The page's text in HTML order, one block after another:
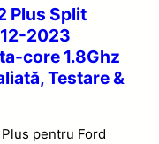
Plus Split
2023
core 1.8Ghz
Testare &
pentru Ford